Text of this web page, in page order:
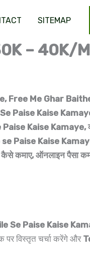
SITEMAP
30K –
Free Me Ghar
Paise Kaise
Kaise Kamaye,
Paise Kaise
कमाए, ऑनलाइन पैसा
Se Paise Kaise
पर विस्तृत चर्चा करेंगे और